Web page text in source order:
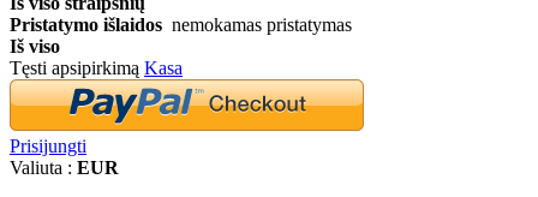
Pristatymo išlaidos nemokamas pristatymas
Iš viso
Tęsti apsipirkimą Kasa
Prisijungti
Valiuta : EUR